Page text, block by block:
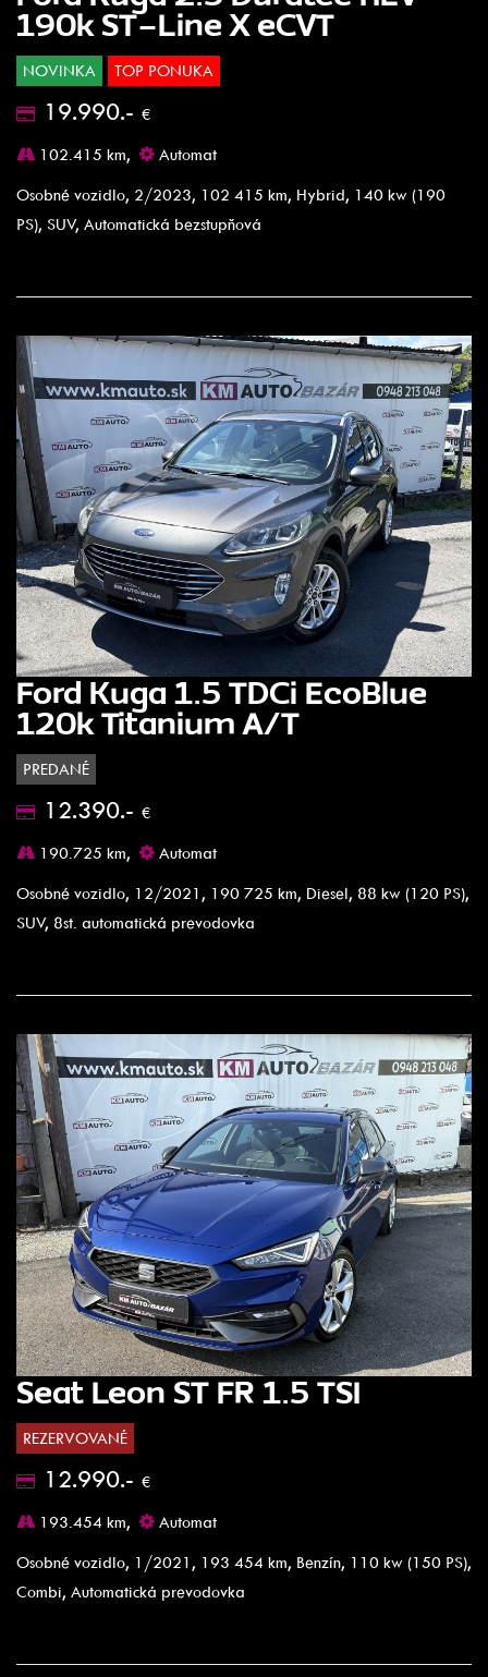
190k ST-Line X eCVT
NOVINKA TOP PONUKA
19.990.- €
102.415 km,
Automat
Osobné vozidlo, 2/2023, 102 415 km, Hybrid, 140 kw (190
PS), SUV, Automatická bezstupňová
Ford Kuga 1.5 TDCi EcoBlue
120k Titanium A/T
PREDANÉ
12.390.- €
190.725 km,
Automat
Osobné vozidlo, 12/2021, 190 725 km, Diesel, 88 kw (120 PS),
SUV, 8st. automatická prevodovka
Seat Leon ST FR 1.5 TSI
REZERVOVANÉ
12.990.- €
193.454 km,
Automat
Osobné vozidlo, 1/2021, 193 454 km, Benzín, 110 kw (150 PS),
Combi, Automatická prevodovka